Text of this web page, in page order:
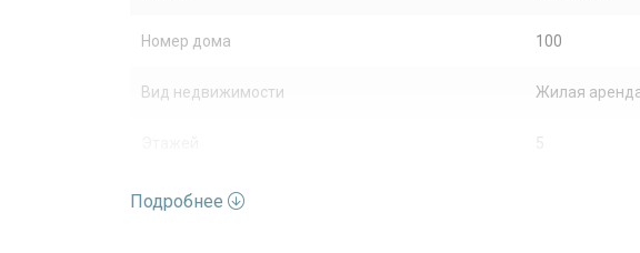
Номер дома 100
Вид недвижимости Жилая
5
Полы
Подробнее